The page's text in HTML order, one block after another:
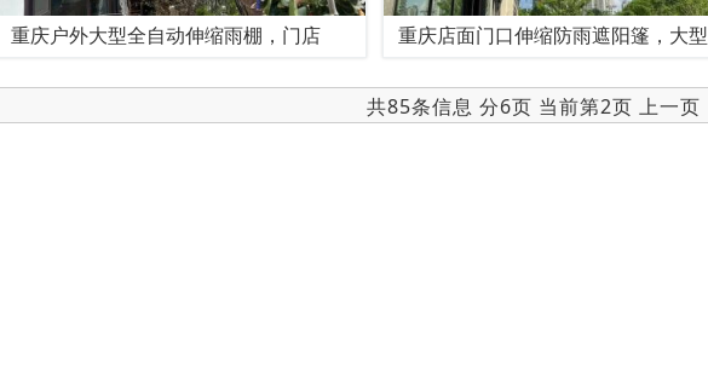
重庆户外大型全自动伸缩雨棚，门店 重庆店面门口伸缩防雨遮阳篷，大型
共85条信息 分6页 当前第2页 上一页